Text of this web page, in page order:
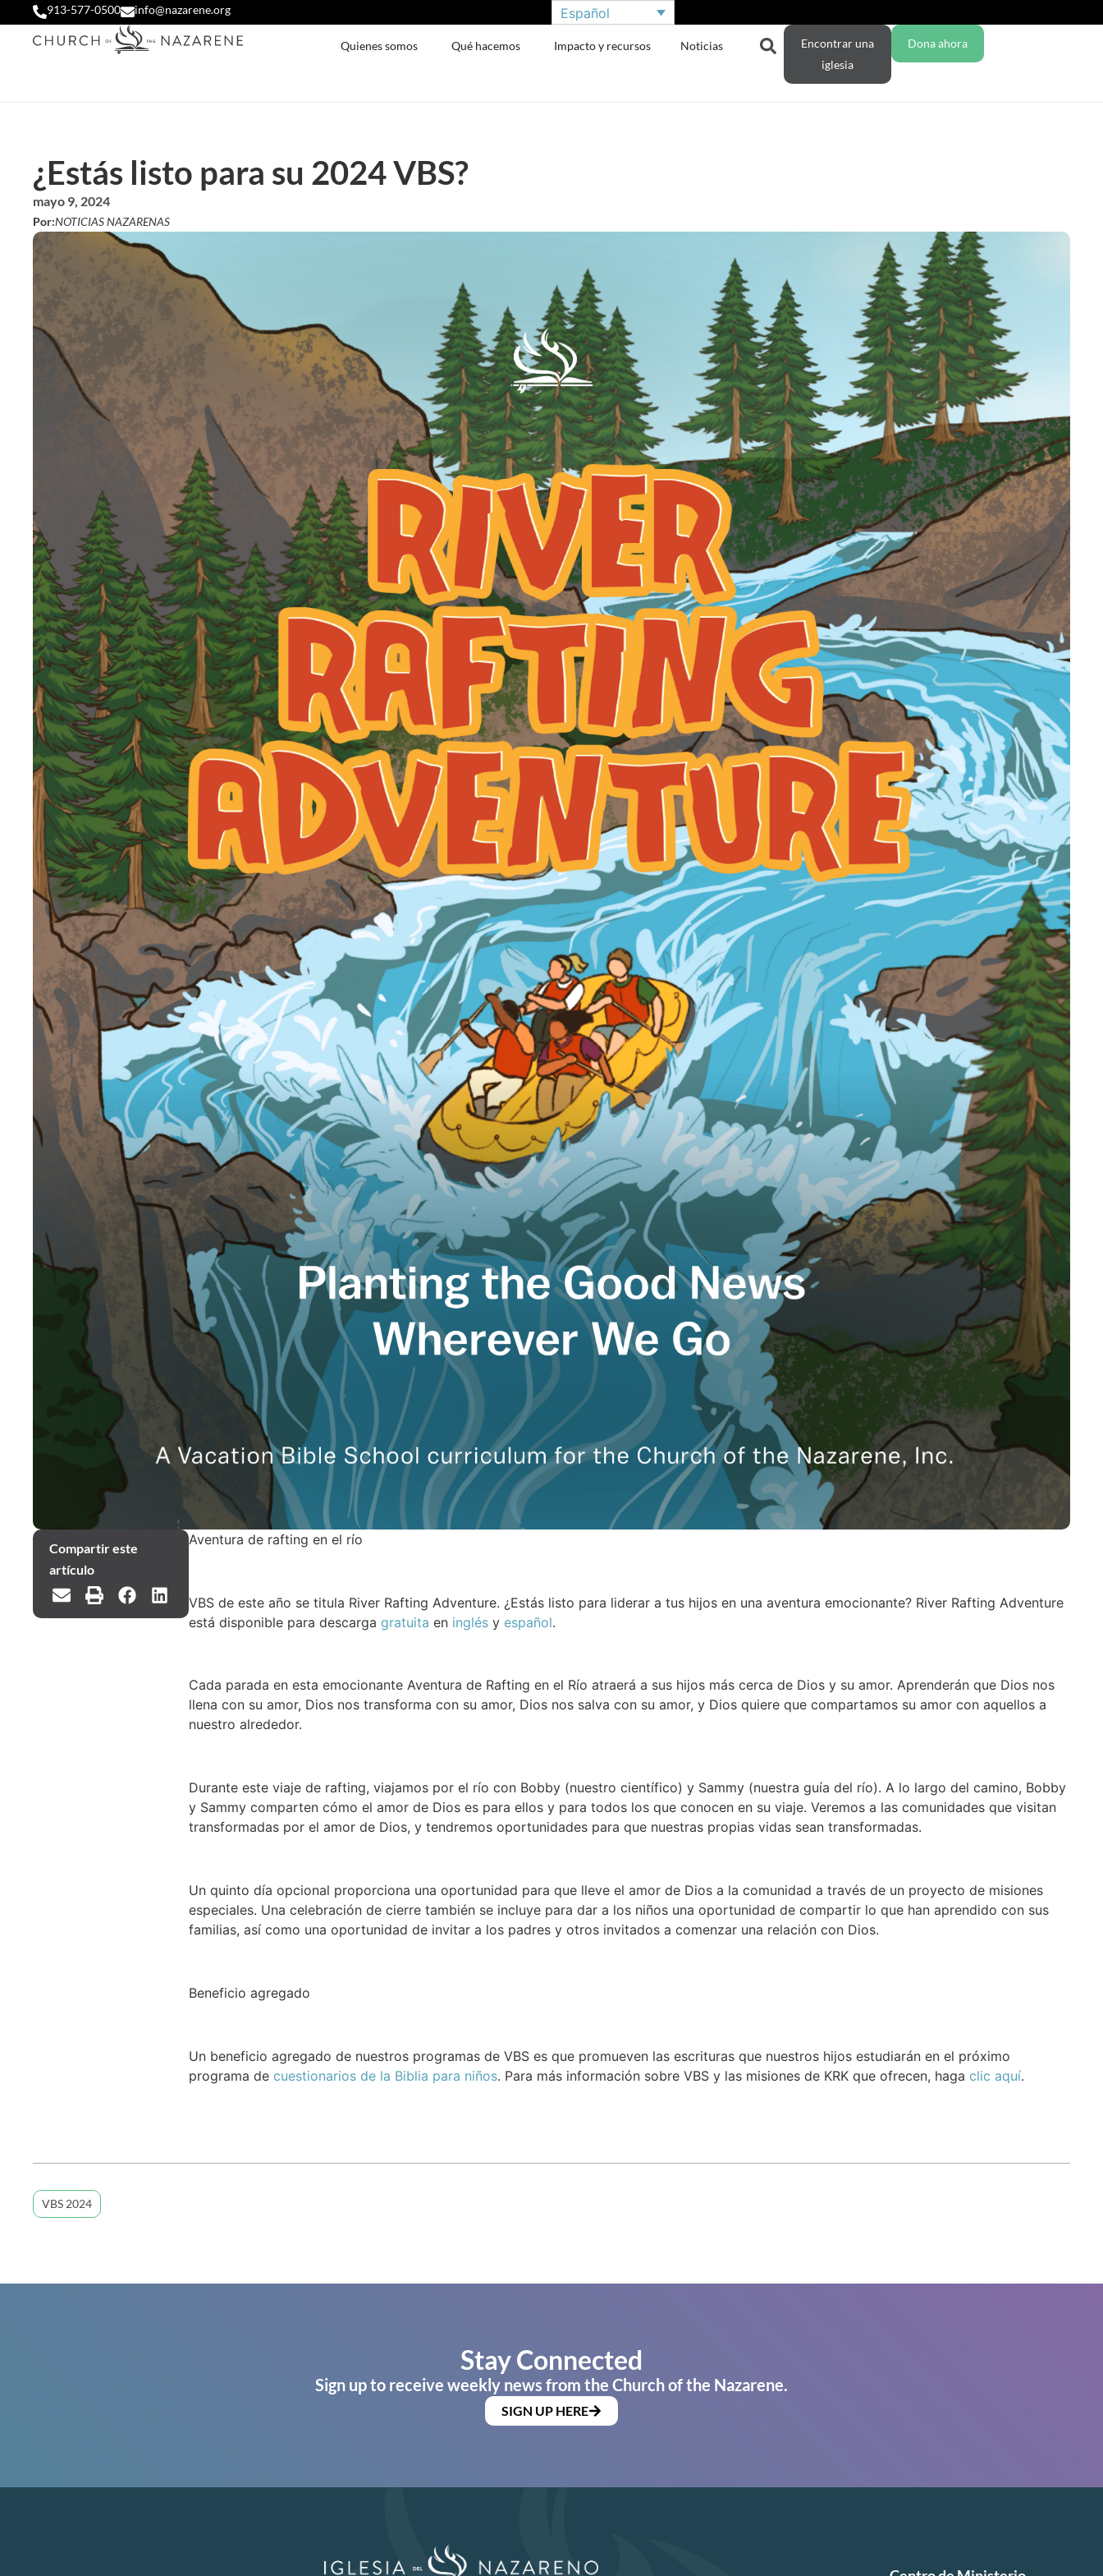
913-577-0500 info@nazarene.org Español
Quienes somos Qué hacemos Impacto y recursos Noticias
Encontrar una
iglesia
Dona ahora
¿Estás listo para su 2024 VBS?
mayo 9, 2024
Por:NOTICIAS NAZARENAS
Compartir este
artículo
Aventura de rafting en el río
VBS de este año se titula River Rafting Adventure. ¿Estás listo para liderar a tus hijos en una aventura emocionante? River Rafting Adventure
está disponible para descarga gratuita en inglésy español.
Cada parada en esta emocionante Aventura de Rafting en el Río atraerá a sus hijos más cerca de Dios y su amor. Aprenderán que Dios nos
llena con su amor, Dios nos transforma con su amor, Dios nos salva con su amor, y Dios quiere que compartamos su amor con aquellos a
nuestro alrededor.
Durante este viaje de rafting, viajamos por el río con Bobby (nuestro científico) y Sammy (nuestra guía del río). A lo largo del camino, Bobby
y Sammy comparten cómo el amor de Dios es para ellos y para todos los que conocen en su viaje. Veremos a las comunidades que visitan
transformadas por el amor de Dios, y tendremos oportunidades para que nuestras propias vidas sean transformadas.
Un quinto día opcional proporciona una oportunidad para que lleve el amor de Dios a la comunidad a través de un proyecto de misiones
especiales. Una celebración de cierre también se incluye para dar a los niños una oportunidad de compartir lo que han aprendido con sus
familias, así como una oportunidad de invitar a los padres y otros invitados a comenzar una relación con Dios.
Beneficio agregado
Un beneficio agregado de nuestros programas de VBS es que promueven las escrituras que nuestros hijos estudiarán en el próximo
programa de cuestionarios de la Biblia para niños. Para más información sobre VBS y las misiones de KRK que ofrecen, haga clic aquí.
VBS 2024
Stay Connected
Sign up to receive weekly news from the Church of the Nazarene.
SIGN UP HERE